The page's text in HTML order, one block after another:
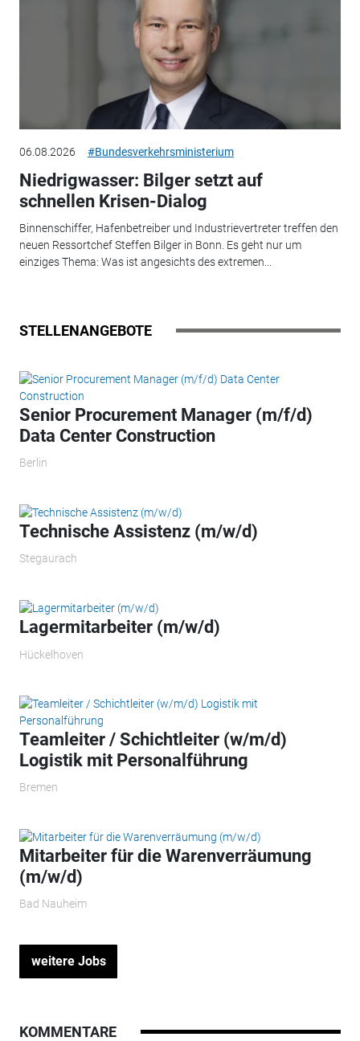
06.08.2026 #Bundesverkehrsministerium
Niedrigwasser: Bilger setzt auf
schnellen Krisen-Dialog
Binnenschiffer, Hafenbetreiber und Industrievertreter treffen den
neuen Ressortchef Steffen Bilger in Bonn. Es geht nur um
einziges Thema: Was ist angesichts des extremen...
STELLENANGEBOTE
Senior Procurement Manager (m/f/d)
Data Center Construction
Berlin
Technische Assistenz (m/w/d)
Stegaurach
Lagermitarbeiter (m/w/d)
Hückelhoven
Teamleiter / Schichtleiter (w/m/d)
Logistik mit Personalführung
Bremen
Mitarbeiter für die Warenverräumung
(m/w/d)
Bad Nauheim
weitere Jobs
KOMMENTARE